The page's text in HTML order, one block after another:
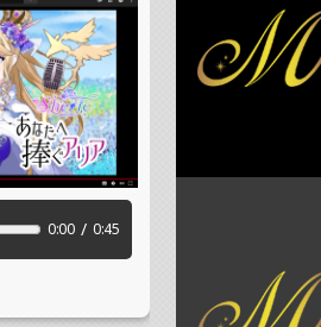
0:00 / 0:45